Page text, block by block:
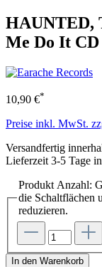
HAUNTED,
Me Do It CD
10,90 €*
Preise inkl. MwSt.
Versandfertig
Lieferzeit 3-5 Tage
Produkt Anzahl:
die Schaltflächen
reduzieren.
In den Warenkorb